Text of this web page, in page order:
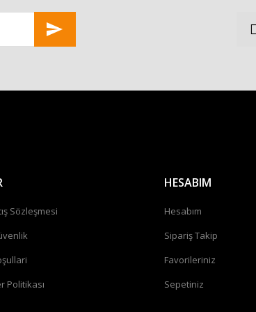
Sözleşmesi
Politikası
HESABIM
Hesabım
Sipariş Takip
Favorileriniz
Sepetiniz